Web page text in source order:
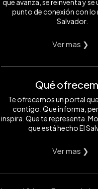
punto de conexión con lo
Salvador.
Ver mas ❯
Qué
Te ofrecemos un portal
contigo. Que informa,
inspira. Que te representa.
que está hecho El
Ver mas ❯